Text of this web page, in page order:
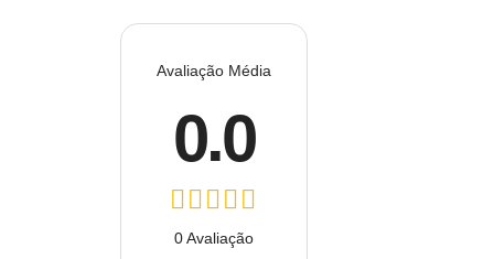
Avaliação Média
0.0
0 Avaliação